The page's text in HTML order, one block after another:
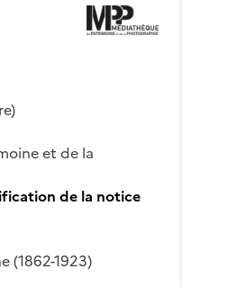
et de la
de la notice
(1862-1923)